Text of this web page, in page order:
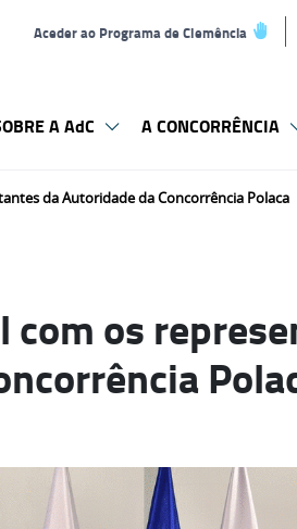
Aceder ao Programa de Clemência
A AdC A CONCORRÊNCIA
da Autoridade da Concorrência Polaca
com os